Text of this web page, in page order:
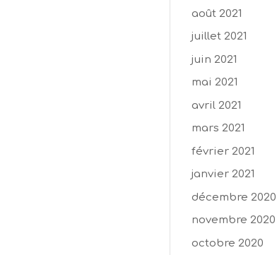
août 2021
juillet 2021
juin 2021
mai 2021
avril 2021
mars 2021
février 2021
janvier 2021
décembre 2020
novembre 2020
octobre 2020